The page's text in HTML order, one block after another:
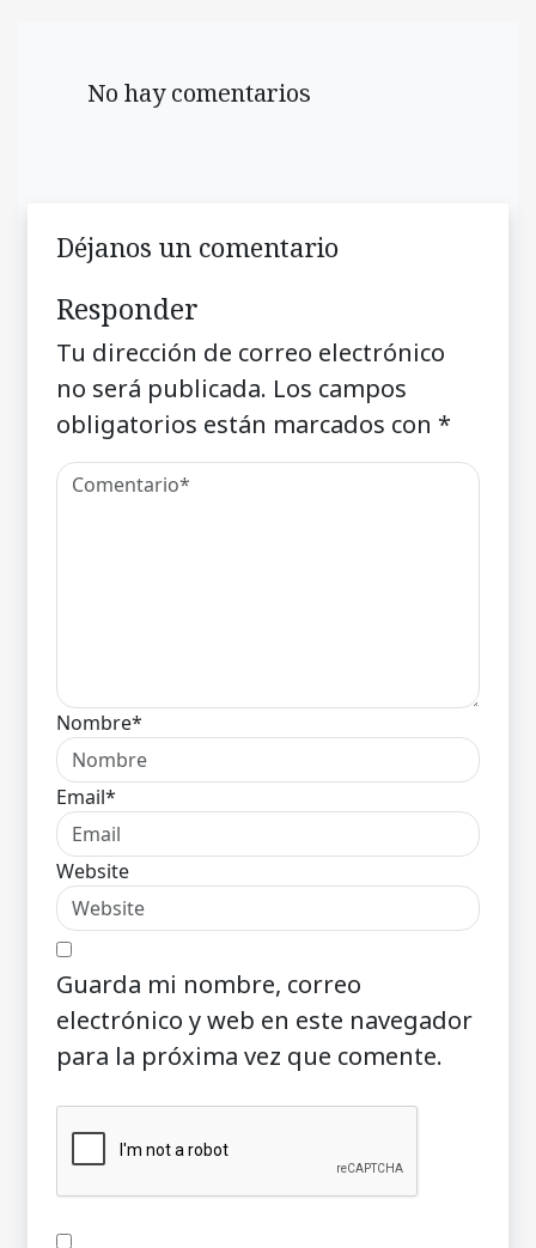
No hay comentarios
Déjanos un comentario
Responder
Tu dirección de correo electrónico
no será publicada. Los campos
obligatorios están marcados con *
Nombre*
Email*
Website
Guarda mi nombre, correo
electrónico y web en este navegador
para la próxima vez que comente.